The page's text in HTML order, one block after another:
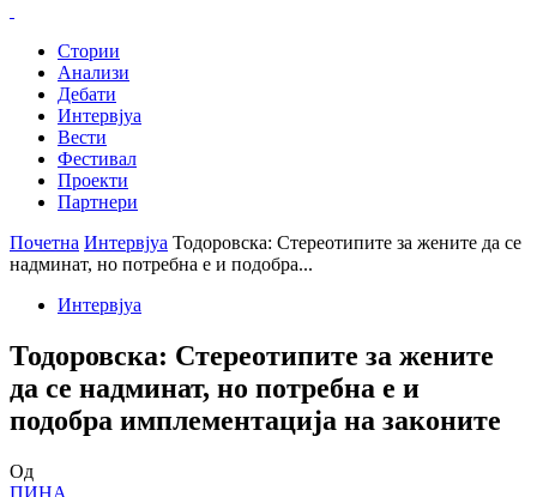
Стории
Анализи
Дебати
Интервјуа
Вести
Фестивал
Проекти
Партнери
Почетна Интервјуа Тодоровска: Стереотипите за жените да се
надминат, но потребна е и подобра...
Интервјуа
Тодоровска: Стереотипите за жените
да се надминат, но потребна е и
подобра имплементација на законите
Од
ПИНА